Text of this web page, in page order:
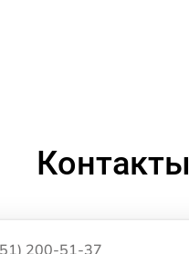
Контакты
200-51-37